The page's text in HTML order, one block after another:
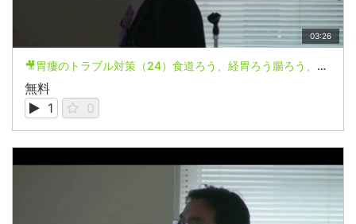
03:26
🎥胃瘻のトラブル対策（24）食道ろう、経胃ろう腸ろう、直接腸ろう
無料
1
0